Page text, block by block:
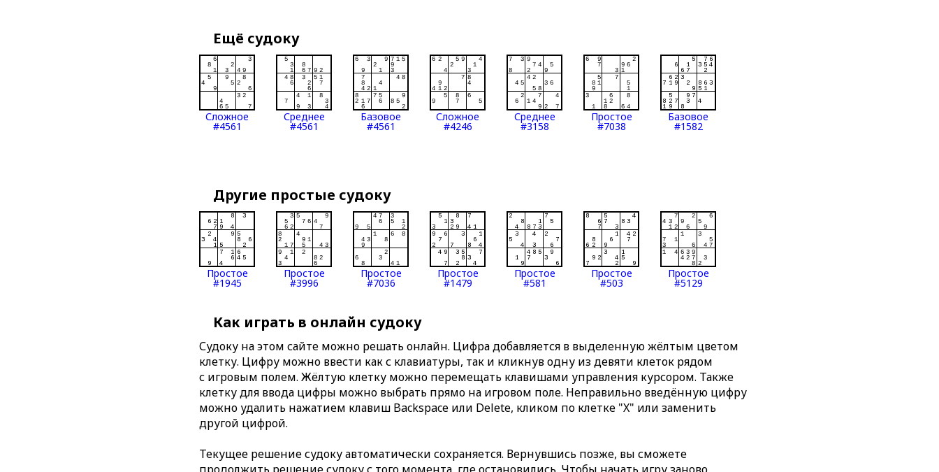
Ещё судоку
Сложное
#4561
Среднее
#4561
Базовое
#4561
Сложное
#4246
Среднее
#3158
Простое
#7038
Базовое
#1582
Другие простые судоку
Простое
#1945
Простое
#3996
Простое
#7036
Простое
#1479
Простое
#581
Простое
#503
Простое
#5129
Как играть в онлайн судоку
Судоку на этом сайте можно решать онлайн. Цифра добавляется в выделенную жёлтым цветом
клетку. Цифру можно ввести как с клавиатуры, так и кликнув одну из девяти клеток рядом
с игровым полем. Жёлтую клетку можно перемещать клавишами управления курсором. Также
клетку для ввода цифры можно выбрать прямо на игровом поле. Неправильно введённую цифру
можно удалить нажатием клавиш Backspace или Delete, кликом по клетке "X" или заменить
другой цифрой.
Текущее решение судоку автоматически сохраняется. Вернувшись позже, вы сможете